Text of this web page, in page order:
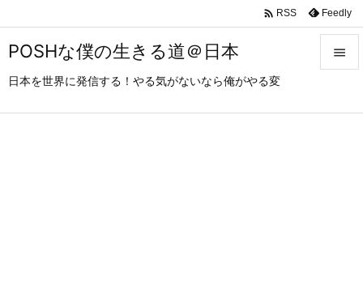
POSHな僕の生きる道＠日本
日本を世界に発信する！やる気がないなら俺がやる変

 RSS Feedly